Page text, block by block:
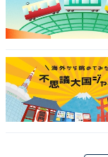
「 オマール海老
ース」は、ハーフ
身はふっくらと